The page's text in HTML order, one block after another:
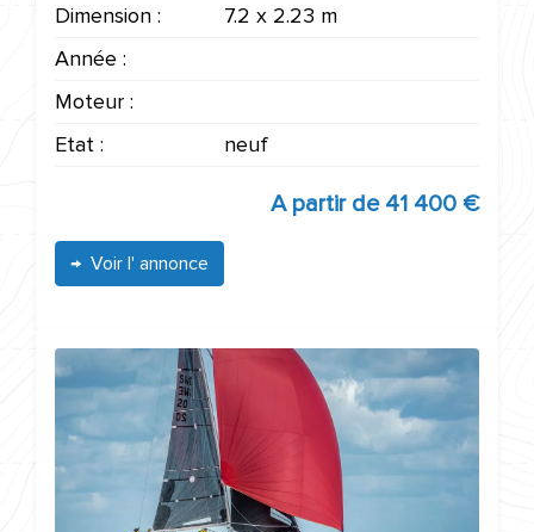
Dimension :
7.2 x 2.23 m
Année :
Moteur :
Etat :
neuf
A partir de41 400 €
Voir l' annonce